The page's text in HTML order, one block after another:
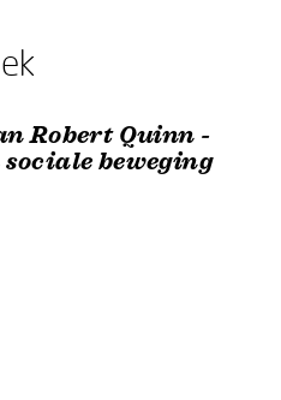
Robert Quinn -
beweging